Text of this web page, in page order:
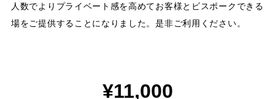
人数でよりプライベート感を高めてお客様とビスポークできる
場をご提供することになりました。是非ご利用ください。
¥11,000